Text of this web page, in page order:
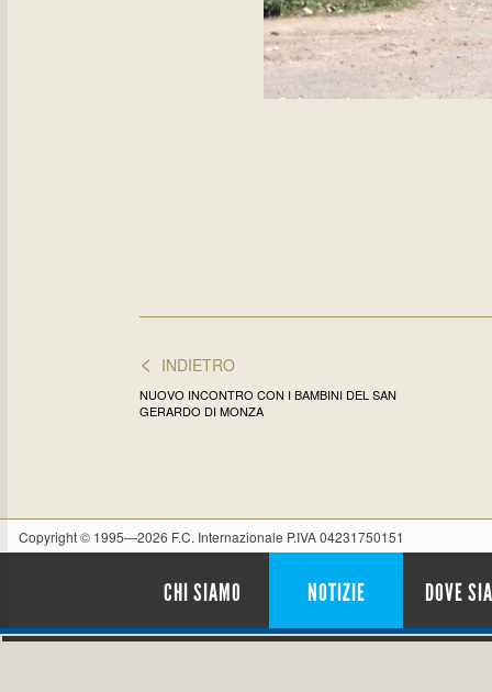
< INDIETRO
NUOVO INCONTRO CON I BAMBINI DEL SAN
GERARDO DI MONZA
Copyright © 1995—2026 F.C. Internazionale P.IVA 04231750151
CHI SIAMO NOTIZIE DOVE